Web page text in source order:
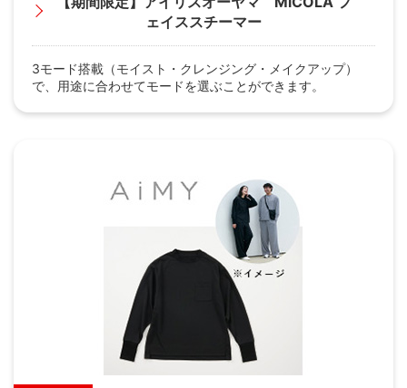
ェイススチーマー
3モード搭載（モイスト・クレンジング・メイクアップ）
で、用途に合わせてモードを選ぶことができます。